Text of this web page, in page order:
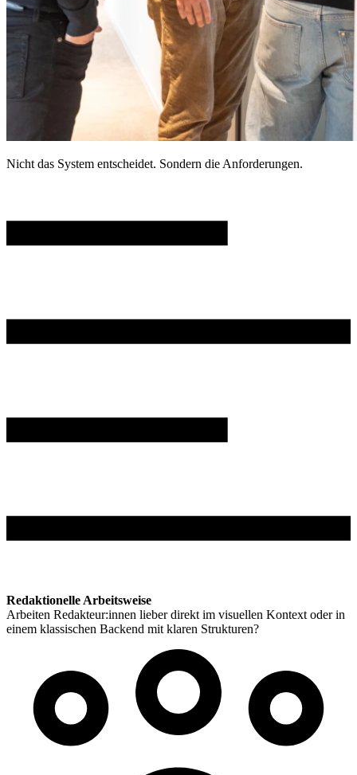
Nicht das System entscheidet. Sondern die Anforderungen.
Redaktionelle Arbeitsweise
Arbeiten Redakteur:innen lieber direkt im visuellen Kontext oder in
einem klassischen Backend mit klaren Strukturen?